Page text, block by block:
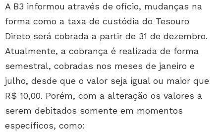
A B3 informou através de ofício, mudanças na
forma como a taxa de custódia do Tesouro
Direto será cobrada a partir de 31 de dezembro.
Atualmente, a cobrança é realizada de forma
semestral, cobradas nos meses de janeiro e
julho, desde que o valor seja igual ou maior que
R$ 10,00. Porém, com a alteração os valores a
serem debitados somente em momentos
específicos, como: